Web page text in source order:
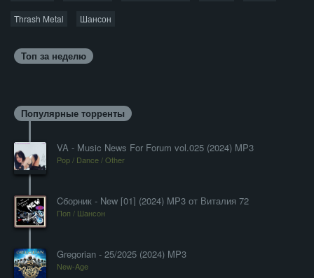
Thrash Metal Шансон
Топ за неделю
Популярные торренты
VA - Music News For Forum vol.025 (2024) MP3
Pop / Dance / Other
Cборник - New [01] (2024) MP3 от Виталия 72
Поп / Шансон
Gregorian - 25/2025 (2024) MP3
New-Age